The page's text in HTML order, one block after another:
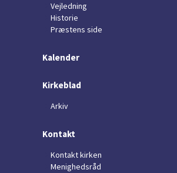
Vejledning
Historie
Præstens side
Kalender
Kirkeblad
Arkiv
Kontakt
Kontakt kirken
Menighedsråd